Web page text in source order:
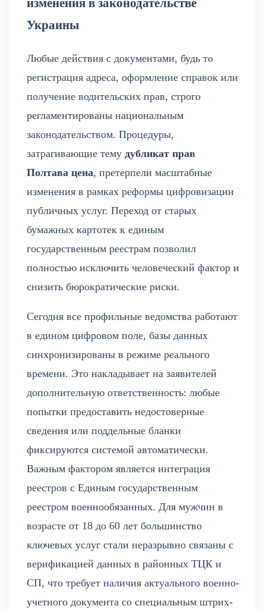
изменения в законодательстве
Украины
Любые действия с документами, будь то
регистрация адреса, оформление справок или
получение водительских прав, строго
регламентированы национальным
законодательством. Процедуры,
затрагивающие тему дубликат прав
Полтава цена, претерпели масштабные
изменения в рамках реформы цифровизации
публичных услуг. Переход от старых
бумажных картотек к единым
государственным реестрам позволил
полностью исключить человеческий фактор и
снизить бюрократические риски.
Сегодня все профильные ведомства работают
в едином цифровом поле, базы данных
синхронизированы в режиме реального
времени. Это накладывает на заявителей
дополнительную ответственность: любые
попытки предоставить недостоверные
сведения или поддельные бланки
фиксируются системой автоматически.
Важным фактором является интеграция
реестров с Единым государственным
реестром военнообязанных. Для мужчин в
возрасте от 18 до 60 лет большинство
ключевых услуг стали неразрывно связаны с
верификацией данных в районных ТЦК и
СП, что требует наличия актуального военно-
учетного документа со специальным штрих-